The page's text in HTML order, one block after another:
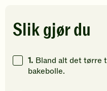
stjerner.
Klikk
å
gi
å
Slik gjør du
1. Bland alt det tørre
bakebolle.